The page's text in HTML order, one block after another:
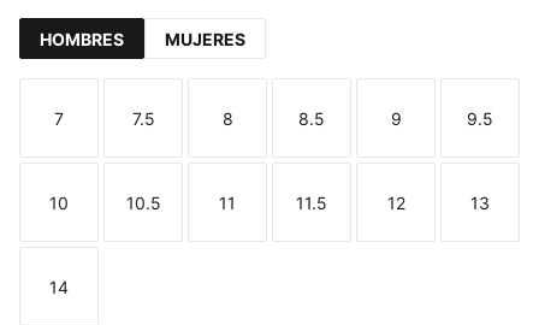
HOMBRES MUJERES
Talla
7
Talla
7.5
Talla
8
Talla
8.5
Talla
9
Talla
9.5
Talla
10
Talla
10.5
Talla
11
Talla
11.5
Talla
12
Talla
13
Talla
14